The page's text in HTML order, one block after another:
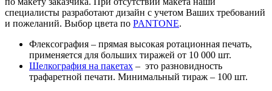
специалисты разработают дизайн с учетом Ваших требований
и пожеланий. Выбор цвета по PANTONE.
Флексография – прямая высокая ротационная печать,
применяется для больших тиражей от 10 000 шт.
Шелкография на пакетах – это разновидность
трафаретной печати. Минимальный тираж – 100 шт.